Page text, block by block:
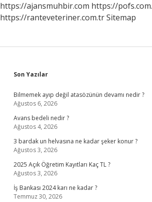
https://ajansmuhbir.com https://
https://ranteveteriner.com.trSitemap
Sidebar
Son Yazılar
Bilmemek ayıp değil atasözünün devamı nedir ?
Ağustos 6, 2026
Avans bedeli nedir ?
Ağustos 4, 2026
3 bardak un helvasına ne kadar şeker konur ?
Ağustos 3, 2026
2025 Açık Öğretim Kayıtları Kaç TL ?
Ağustos 3, 2026
İş Bankası 2024 karı ne kadar ?
Temmuz 30, 2026